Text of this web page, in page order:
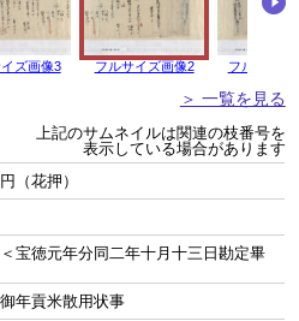
ズ画像3 フルサイズ画像2 フルサイズ
＞ 一覧を見る
上記のサムネイルは関連の枝番号を
表示している場合があります
（花押）
宝徳元年分同二年十月十三日勘定畢
年貢米散用状事